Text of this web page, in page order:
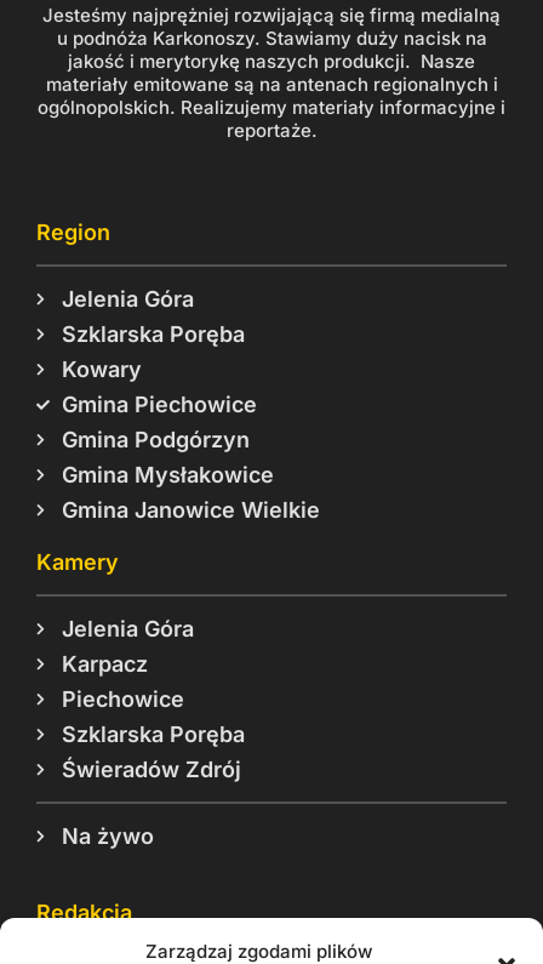
Zarządzaj zgodami plików
Jesteśmy najprężniej rozwijającą się firmą medialną
u podnóża Karkonoszy. Stawiamy duży nacisk na
jakość i merytorykę naszych produkcji. Nasze
materiały emitowane są na antenach regionalnych i
ogólnopolskich. Realizujemy materiały informacyjne i
reportaże.
Region
Jelenia Góra
Szklarska Poręba
Kowary
Gmina Piechowice
Gmina Podgórzyn
Gmina Mysłakowice
Gmina Janowice Wielkie
Kamery
Jelenia Góra
Karpacz
Piechowice
Szklarska Poręba
Świeradów Zdrój
Na żywo
Redakcja